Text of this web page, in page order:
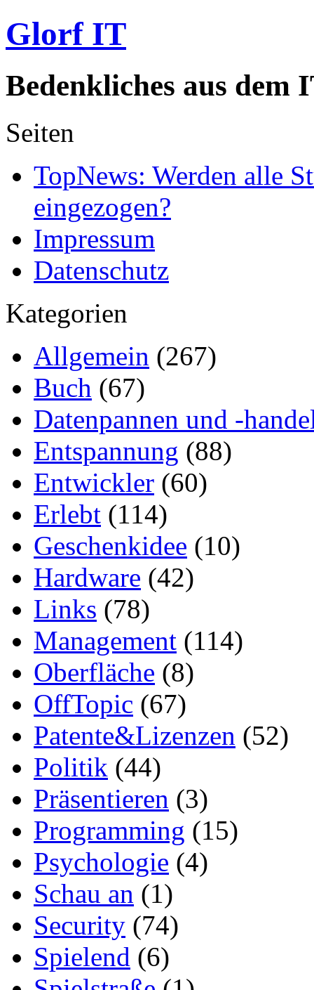
Glorf IT
Bedenkliches aus dem
Seiten
TopNews: Werden alle
eingezogen?
Impressum
Datenschutz
Kategorien
Allgemein (267)
Buch (67)
Datenpannen und -
Entspannung (88)
Entwickler (60)
Erlebt (114)
Geschenkidee (10)
Hardware (42)
Links (78)
Management (114)
Oberfläche (8)
OffTopic (67)
Patente&Lizenzen (52)
Politik (44)
Präsentieren (3)
Programming (15)
Psychologie (4)
Schau an (1)
Security (74)
Spielend (6)